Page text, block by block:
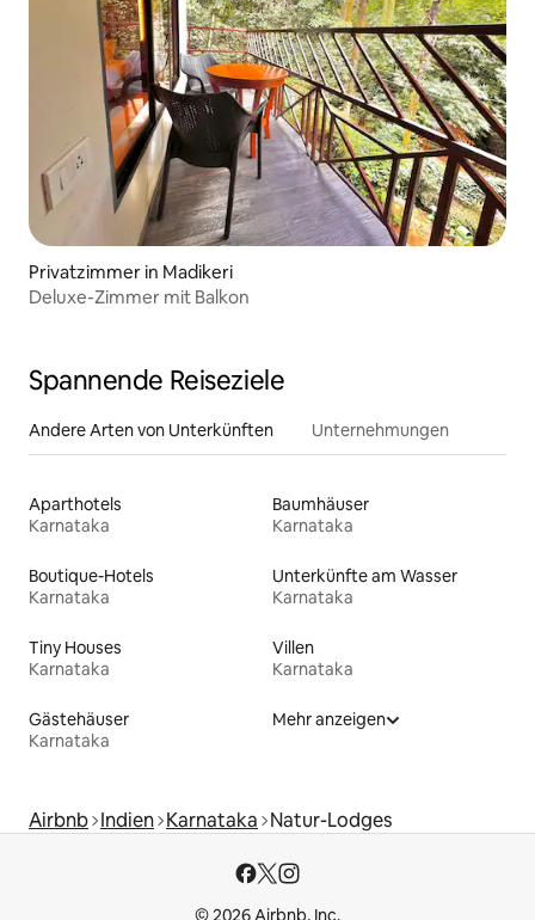
Privatzimmer in Madikeri
Deluxe-Zimmer mit Balkon
Spannende Reiseziele
Andere Arten von Unterkünften Unternehmungen
Aparthotels
Karnataka
Baumhäuser
Karnataka
Boutique-Hotels
Karnataka
Unterkünfte am Wasser
Karnataka
Tiny Houses
Karnataka
Villen
Karnataka
Gästehäuser
Karnataka
Mehr anzeigen
Airbnb Indien Karnataka Natur-Lodges
© 2026 Airbnb, Inc.